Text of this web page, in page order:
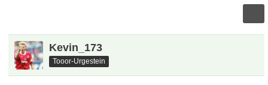
Kevin_173
Tooor-Urgestein